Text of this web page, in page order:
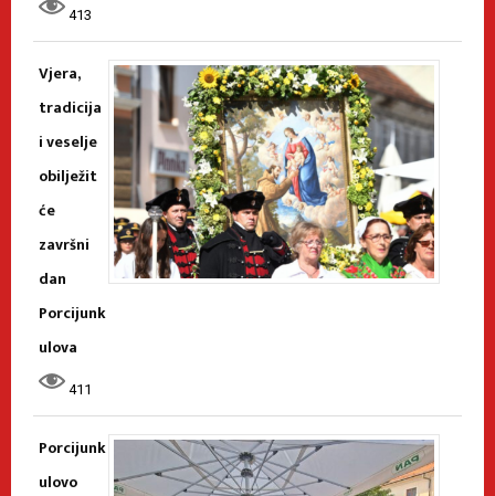
413
Vjera,
tradicija
i veselje
obilježit
će
završni
dan
Porcijunk
ulova
411
Porcijunk
ulovo